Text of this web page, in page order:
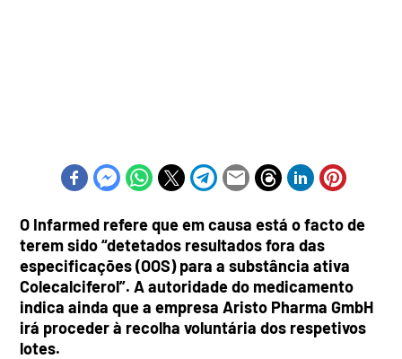
O Infarmed refere que em causa está o facto de
terem sido “detetados resultados fora das
especificações (OOS) para a substância ativa
Colecalciferol”. A autoridade do medicamento
indica ainda que a empresa Aristo Pharma GmbH
irá proceder à recolha voluntária dos respetivos
lotes.